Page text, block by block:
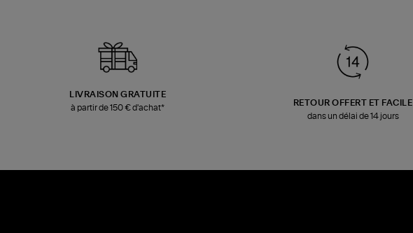
LIVRAISON GRATUITE
à partir de 150 € d'achat*
RETOUR OFFERT ET FACILE
dans un délai de 14 jours